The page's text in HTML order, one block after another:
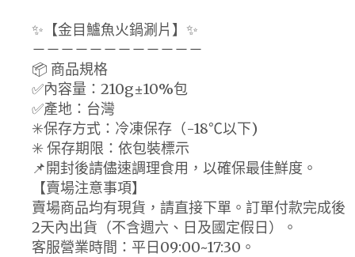
✨【金目鱸魚火鍋涮片】✨
－－－－－－－－－－－－
📦 商品規格
✅內容量：210g±10%包
✅產地：台灣
✳️保存方式：冷凍保存（-18℃以下)
✳️ 保存期限：依包裝標示
📌開封後請儘速調理食用，以確保最佳鮮度。
【賣場注意事項】
賣場商品均有現貨，請直接下單。訂單付款完成後
2天內出貨（不含週六、日及國定假日）。
客服營業時間：平日09:00~17:30。